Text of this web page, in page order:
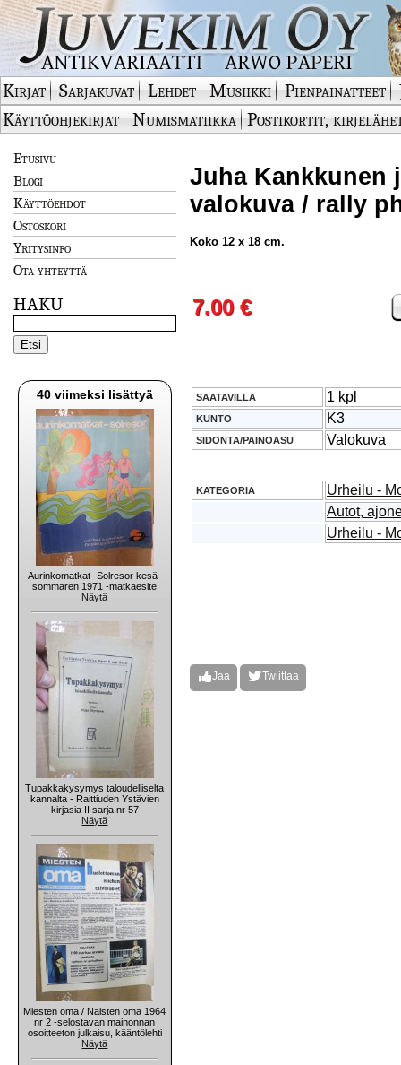
Kirjat Sarjakuvat Lehdet Musiikki Pienpainatteet
Käyttöohjekirjat
Numismatiikka Postikortit,
Etusivu
Blogi
Käyttöehdot
Ostoskori
Yritysinfo
Ota yhteyttä
HAKU
40 viimeksi lisättyä
Aurinkomatkat -Solresor kesä-
sommaren 1971 -matkaesite
Näytä
Tupakkakysymys taloudelliselta
kannalta - Raittiuden Ystävien
kirjasia II sarja nr 57
Näytä
Miesten oma / Naisten oma 1964
nr 2 -selostavan mainonnan
osoitteeton julkaisu, kääntölehti
Näytä
Juha Kankkunen
valokuva / rally
Koko 12 x 18 cm.
7.00 €
SAATAVILLA 1 kpl
KUNTO K3
SIDONTA/PAINOASU Valokuva
KATEGORIA
Urheilu -
Autot,
Urheilu -
Jaa Twiittaa